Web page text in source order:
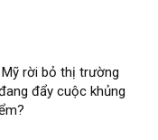
rời bỏ thị trường
đẩy cuộc khủng